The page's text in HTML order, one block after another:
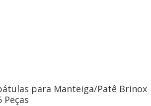
para Manteiga/Patê Brinox
Peças